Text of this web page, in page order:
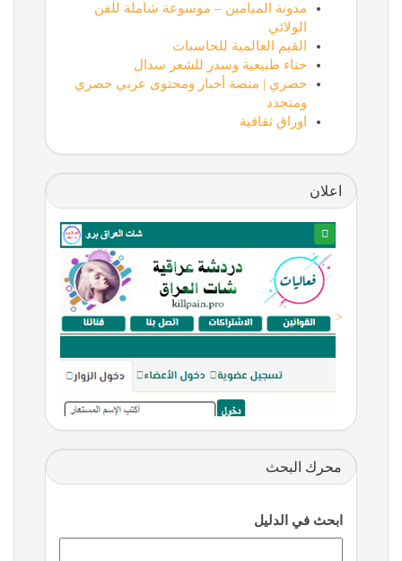
مدونة الميامين – موسوعة شاملة للفن
الولائي
القيم العالمية للحاسبات
حناء طبيعية وسدر للشعر سدال
حصري | منصة أخبار ومحتوى عربي حصري
ومتجدد
اوراق ثقافية
اعلان
<
محرك البحث
ابحث في الدليل